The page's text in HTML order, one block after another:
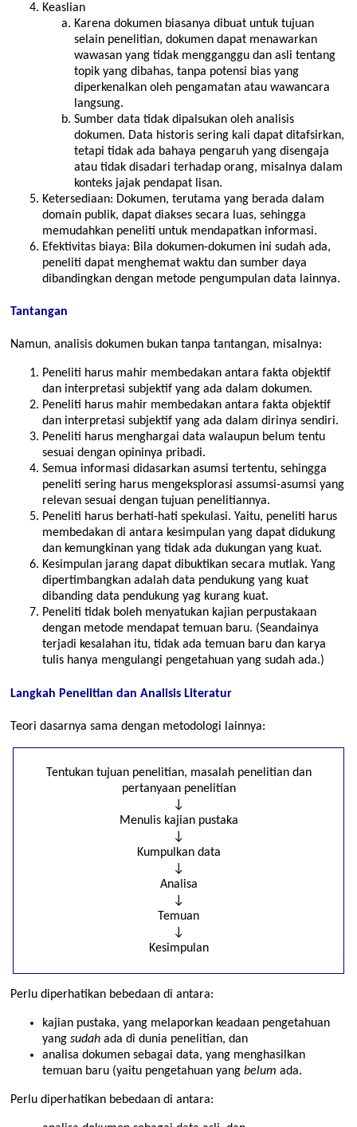
Keaslian
Karena dokumen biasanya dibuat untuk tujuan
selain penelitian, dokumen dapat menawarkan
wawasan yang tidak mengganggu dan asli tentang
topik yang dibahas, tanpa potensi bias yang
diperkenalkan oleh pengamatan atau wawancara
langsung.
Sumber data tidak dipalsukan oleh analisis
dokumen. Data historis sering kali dapat ditafsirkan,
tetapi tidak ada bahaya pengaruh yang disengaja
atau tidak disadari terhadap orang, misalnya dalam
konteks jajak pendapat lisan.
Ketersediaan: Dokumen, terutama yang berada dalam
domain publik, dapat diakses secara luas, sehingga
memudahkan peneliti untuk mendapatkan informasi.
Efektivitas biaya: Bila dokumen-dokumen ini sudah ada,
peneliti dapat menghemat waktu dan sumber daya
dibandingkan dengan metode pengumpulan data lainnya.
Tantangan
Namun, analisis dokumen bukan tanpa tantangan, misalnya:
Peneliti harus mahir membedakan antara fakta objektif
dan interpretasi subjektif yang ada dalam dokumen.
Peneliti harus mahir membedakan antara fakta objektif
dan interpretasi subjektif yang ada dalam dirinya sendiri.
Peneliti harus menghargai data walaupun belum tentu
sesuai dengan opininya pribadi.
Semua informasi didasarkan asumsi tertentu, sehingga
peneliti sering harus mengeksplorasi assumsi-asumsi yang
relevan sesuai dengan tujuan penelitiannya.
Peneliti harus berhati-hati spekulasi. Yaitu, peneliti harus
membedakan di antara kesimpulan yang dapat didukung
dan kemungkinan yang tidak ada dukungan yang kuat.
Kesimpulan jarang dapat dibuktikan secara mutlak. Yang
dipertimbangkan adalah data pendukung yang kuat
dibanding data pendukung yag kurang kuat.
Peneliti tidak boleh menyatukan kajian perpustakaan
dengan metode mendapat temuan baru. (Seandainya
terjadi kesalahan itu, tidak ada temuan baru dan karya
tulis hanya mengulangi pengetahuan yang sudah ada.)
Langkah Penelitian dan Analisis Literatur
Teori dasarnya sama dengan metodologi lainnya:
Tentukan tujuan penelitian, masalah penelitian dan
pertanyaan penelitian
↓
Menulis kajian pustaka
↓
Kumpulkan data
↓
Analisa
↓
Temuan
↓
Kesimpulan
Perlu diperhatikan bebedaan di antara:
kajian pustaka, yang melaporkan keadaan pengetahuan
yang sudah ada di dunia penelitian, dan
analisa dokumen sebagai data, yang menghasilkan
temuan baru (yaitu pengetahuan yang belum ada.
Perlu diperhatikan bebedaan di antara: